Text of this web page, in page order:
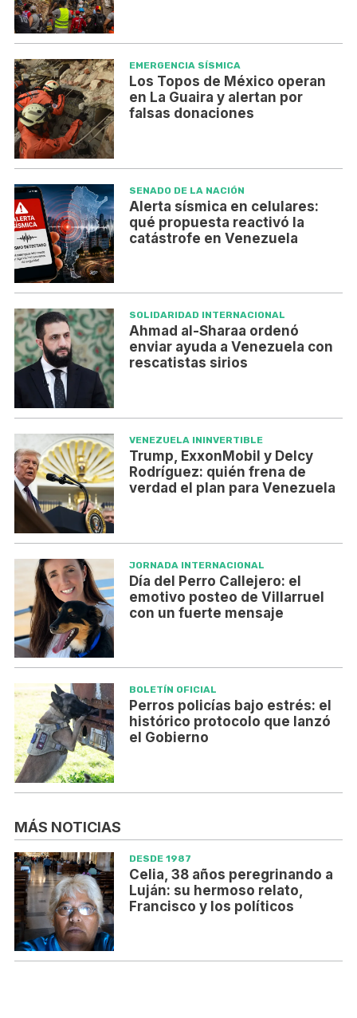
EMERGENCIA SÍSMICA
Los Topos de México operan
en La Guaira y alertan por
falsas donaciones
SENADO DE LA NACIÓN
Alerta sísmica en celulares:
qué propuesta reactivó la
catástrofe en Venezuela
SOLIDARIDAD INTERNACIONAL
Ahmad al-Sharaa ordenó
enviar ayuda a Venezuela con
rescatistas sirios
VENEZUELA ININVERTIBLE
Trump, ExxonMobil y Delcy
Rodríguez: quién frena de
verdad el plan para Venezuela
JORNADA INTERNACIONAL
Día del Perro Callejero: el
emotivo posteo de Villarruel
con un fuerte mensaje
BOLETÍN OFICIAL
Perros policías bajo estrés: el
histórico protocolo que lanzó
el Gobierno
MÁS NOTICIAS
DESDE 1987
Celia, 38 años peregrinando a
Luján: su hermoso relato,
Francisco y los políticos